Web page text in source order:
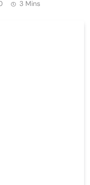
3 Mins